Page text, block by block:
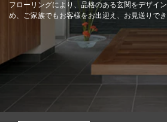
フローリングにより、品格のある玄関をデザイ
め、ご家族でもお客様をお出迎え、お見送りでき